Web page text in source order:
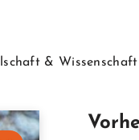
& Wissenschaft